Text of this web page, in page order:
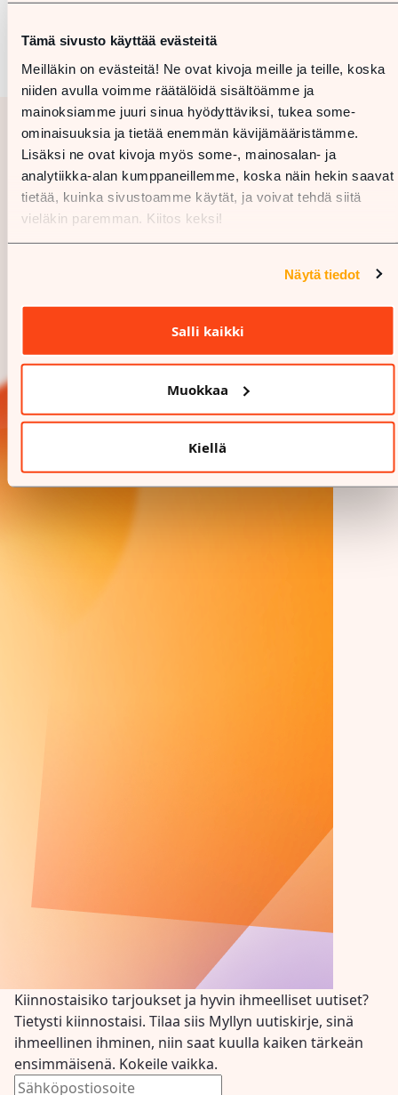
Tämä sivusto käyttää evästeitä
Meilläkin on evästeitä! Ne ovat kivoja meille ja teille, koska
niiden avulla voimme räätälöidä sisältöämme ja
mainoksiamme juuri sinua hyödyttäviksi, tukea some-
ominaisuuksia ja tietää enemmän kävijämääristämme.
Lisäksi ne ovat kivoja myös some-, mainosalan- ja
analytiikka-alan kumppaneillemme, koska näin hekin saavat
tietää, kuinka sivustoamme käytät, ja voivat tehdä siitä
vieläkin paremman. Kiitos keksi!
Näytä tiedot
Salli kaikki
Muokkaa
Kiellä
Kiinnostaisiko tarjoukset ja hyvin ihmeelliset uutiset?
Tietysti kiinnostaisi. Tilaa siis Myllyn uutiskirje, sinä
ihmeellinen ihminen, niin saat kuulla kaiken tärkeän
ensimmäisenä. Kokeile vaikka.